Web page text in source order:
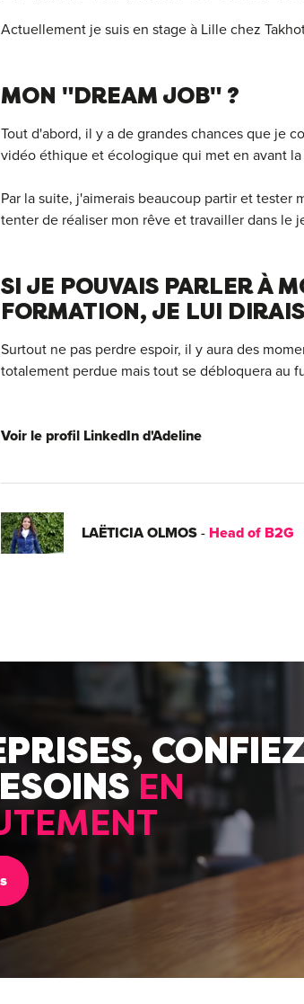
Actuellement je suis en stage à Lille chez
MON "DREAM JOB" ?
Tout d'abord, il y a de grandes chances que je
vidéo éthique et écologique qui met en avant la
Par la suite, j'aimerais beaucoup partir et tester
tenter de réaliser mon rêve et travailler dans le
SI JE POUVAIS PARLER À
FORMATION, JE LUI
Surtout ne pas perdre espoir, il y aura des
totalement perdue mais tout se débloquera au
Voir le profil LinkedIn d'Adeline
LAËTICIA OLMOS- Head of B2G
EN